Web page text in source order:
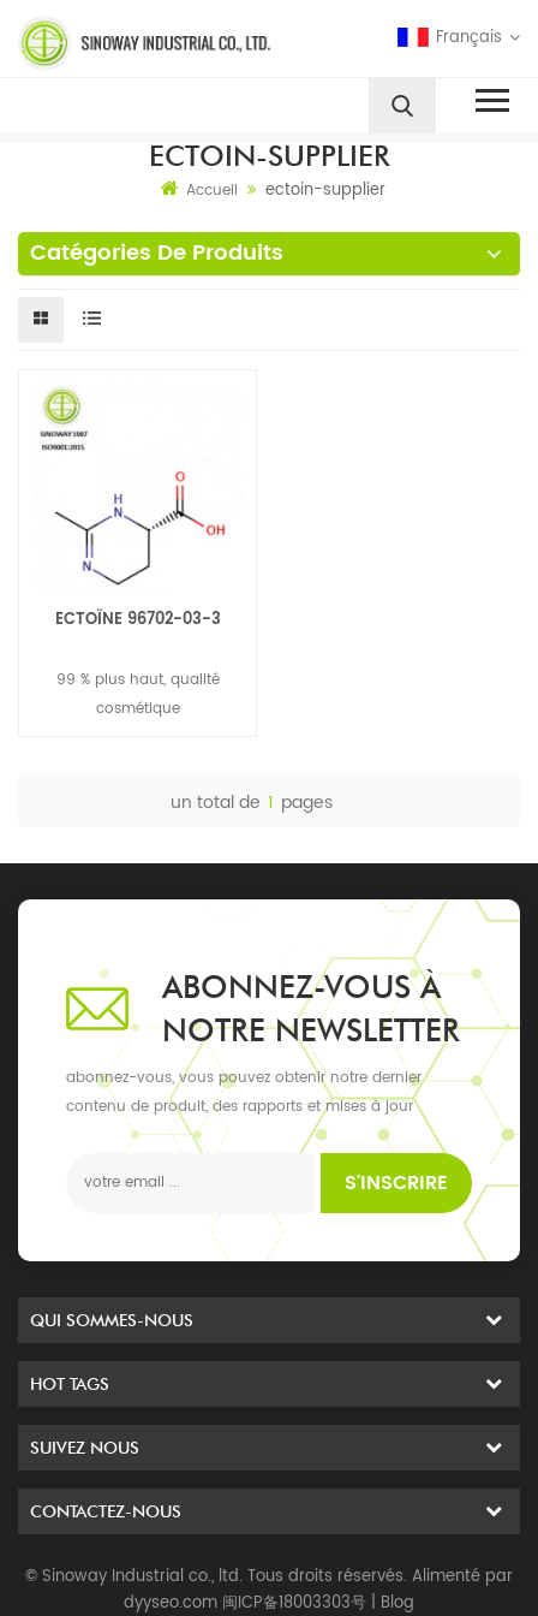
Français
ECTOIN-SUPPLIER
Accueil ectoin-supplier
Catégories De Produits
ECTOÏNE 96702-03-3
99 % plus haut, qualité
cosmétique
un total de 1 pages
ABONNEZ-VOUS À
NOTRE NEWSLETTER
abonnez-vous, vous pouvez obtenir notre dernier
contenu de produit, des rapports et mises à jour
exclusifs, les derniers événements locaux
S'INSCRIRE
QUI SOMMES-NOUS
HOT TAGS
SUIVEZ NOUS
CONTACTEZ-NOUS
© Sinoway Industrial co., ltd. Tous droits réservés. Alimenté par
dyyseo.com 闽ICP备18003303号 | Blog